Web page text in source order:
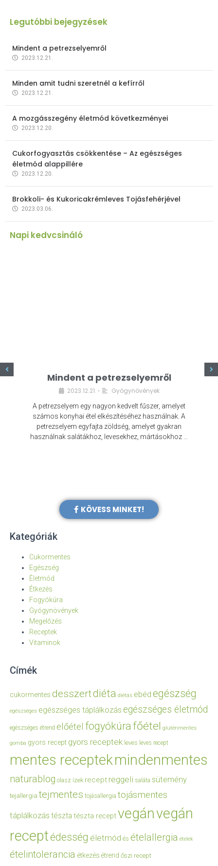
Legutóbbi bejegyzések
Mindent a petrezselyemről
2023.12.21.
Minden amit tudni szeretnél a kefírről
2023.12.21.
A mozgásszegény életmód következményei
2023.12.20.
Cukorfogyasztás csökkentése – Az egészséges
életmód alappillére
2023.12.20.
Brokkoli- és Kukoricakrémleves Tojásfehérjével
2023.03.06.
Napi kedvcsináló
Mindent a petrezselyemről
2023.12.21. • Gyógynövények
A petrezselyem egy nagyon kedvelt fűszer, amelyet
számos konyhai étel elkészítéséhez használnak. A
petrezselyem egyfajta zöldség, amelyet gyakran
használnak salátákhoz, levesekhez, mártásokhoz …
KÖVESS MINKET!
Kategóriák
Cukormentes
Egészség
Életmód
Étkezés
Fogyókúra
Gyógynövények
Megelőzés
Receptek
Vitaminok
Címék
cukormentes desszertdiéta diétás ebéd egészség
egészséges egészséges táplálkozás egészséges életmód
egészséges étrend előétel fogyókúrafőétel gluténmentes
gomba gyors recept gyors receptek leves leves recept
mentes receptekmindenmentes
naturablog olasz ízek recept reggeli saláta sütemény
tejallergia tejmentes tojásallergia tojásmentes
táplálkozás tészta tészta receptvegánvegán
receptédesség életmód és ételallergia ételek
ételintolerancia étkezés étrend őszi recept